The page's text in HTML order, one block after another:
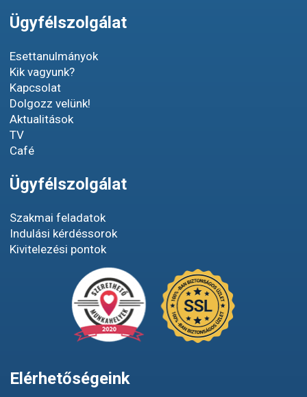
Ügyfélszolgálat
Esettanulmányok
Kik vagyunk?
Kapcsolat
Dolgozz velünk!
Aktualitások
TV
Café
Ügyfélszolgálat
Szakmai feladatok
Indulási kérdéssorok
Kivitelezési pontok
Elérhetőségeink